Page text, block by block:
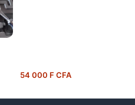
54 000 F CFA